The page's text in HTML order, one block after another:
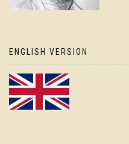
ENGLISH VERSION